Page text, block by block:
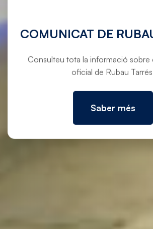
COMUNICAT DE
Consulteu tota la informació
oficial de Rubau
Saber més